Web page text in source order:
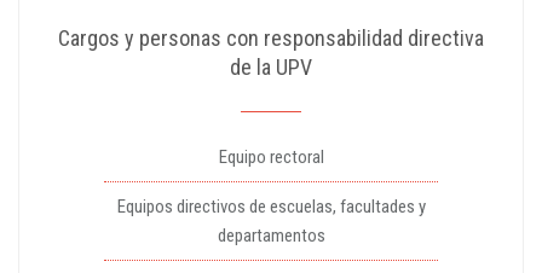
Cargos y personas con responsabilidad directiva
de la UPV
Equipo rectoral
Equipos directivos de escuelas, facultades y
departamentos